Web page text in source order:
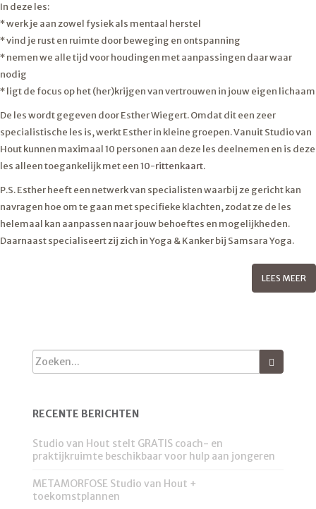
In deze les:
* werk je aan zowel fysiek als mentaal herstel
* vind je rust en ruimte door beweging en ontspanning
* nemen we alle tijd voor houdingen met aanpassingen daar waar
nodig
* ligt de focus op het (her)krijgen van vertrouwen in jouw eigen lichaam
De les wordt gegeven door Esther Wiegert. Omdat dit een zeer
specialistische les is, werkt Esther in kleine groepen. Vanuit Studio van
Hout kunnen maximaal 10 personen aan deze les deelnemen en is deze
les alleen toegankelijk met een10-rittenkaart.
P.S. Esther heeft een netwerk van specialisten waarbij ze gericht kan
navragen hoe om te gaan met specifieke klachten, zodat ze de les
helemaal kan aanpassen naar jouw behoeftes en mogelijkheden.
Daarnaast specialiseert zij zich in Yoga & Kanker bij Samsara Yoga.
LEES MEER
RECENTE BERICHTEN
Studio van Hout stelt GRATIS coach- en
praktijkruimte beschikbaar voor hulp aan jongeren
METAMORFOSE Studio van Hout +
toekomstplannen